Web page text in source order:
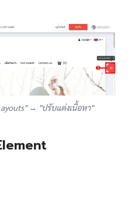
→ "ปรับแต่งเนื้อหา"